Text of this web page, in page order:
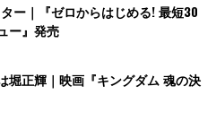
ー｜『ゼロからはじめる! 最短30
ー』発売
堀正輝｜映画『キングダム 魂の決